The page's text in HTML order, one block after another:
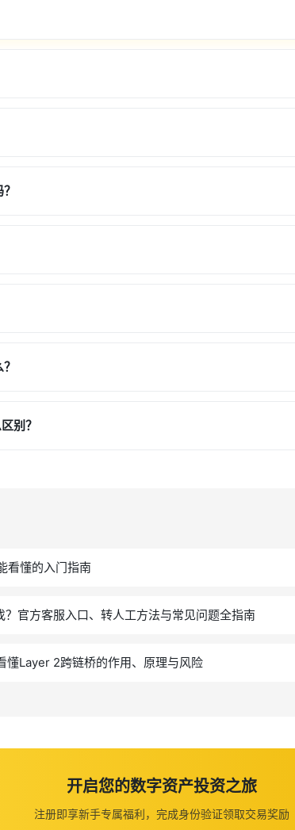
别？
看懂的入门指南
？官方客服入口、转人工方法与常见问题全指南
懂Layer 2跨链桥的作用、原理与风险
开启您的数字资产投资之旅
注册即享新手专属福利，完成身份验证领取交易奖励